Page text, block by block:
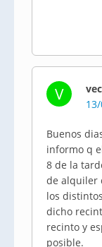
V
Buenos
informo q
8 de la
de alquiler
los
dicho
recinto y
posible.